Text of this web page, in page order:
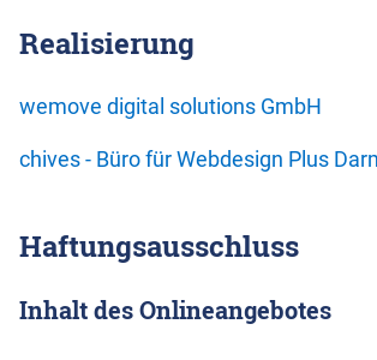
Realisierung
wemove digital solutions GmbH
chives - Büro für Webdesign Plus
Haftungsausschluss
Inhalt des Onlineangebotes